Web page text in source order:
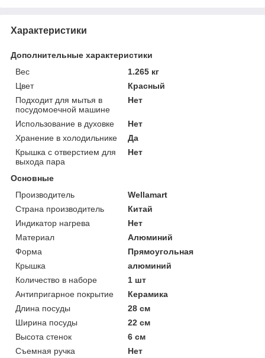
Характеристики
Дополнительные характеристики
Вес
1.265 кг
Цвет
Красный
Подходит для мытья в
посудомоечной машине
Нет
Использование в духовке
Нет
Хранение в холодильнике
Да
Крышка с отверстием для
выхода пара
Нет
Основные
Производитель
Wellamart
Страна производитель
Китай
Индикатор нагрева
Нет
Материал
Алюминий
Форма
Прямоугольная
Крышка
алюминий
Количество в наборе
1 шт
Антипригарное покрытие
Керамика
Длина посуды
28 см
Ширина посуды
22 см
Высота стенок
6 см
Съемная ручка
Нет